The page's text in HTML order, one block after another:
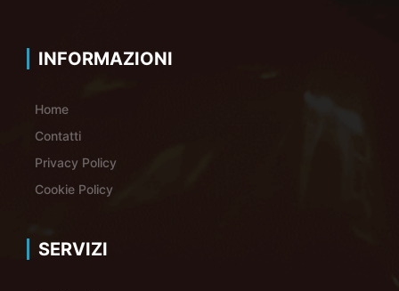
INFORMAZIONI
Home
Contatti
Privacy Policy
Cookie Policy
SERVIZI